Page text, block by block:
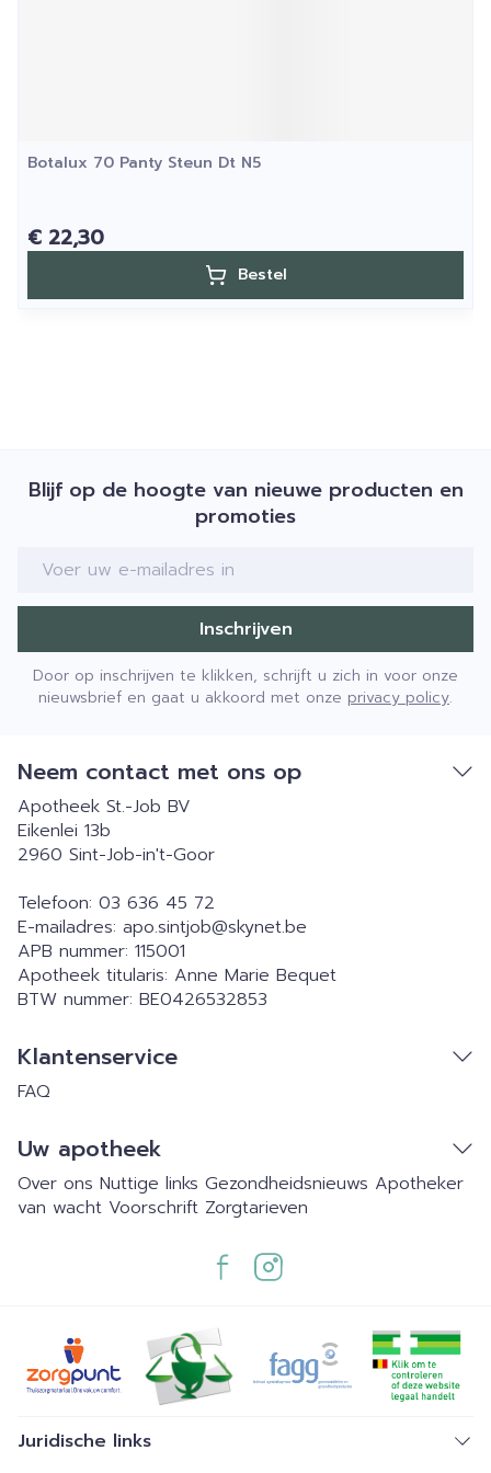
Botalux 70 Panty Steun Dt N5
€ 22,30
Bestel
Blijf op de hoogte van nieuwe producten en
promoties
E-mail adres
Inschrijven
Door op inschrijven te klikken, schrijft u zich in voor onze
nieuwsbrief en gaat u akkoord met onze privacy policy.
Neem contact met ons op
Apotheek St.-Job BV
Eikenlei 13b
2960 Sint-Job-in't-Goor
Telefoon: 03 636 45 72
E-mailadres: apo.sintjob@skynet.be
APB nummer: 115001
Apotheek titularis: Anne Marie Bequet
BTW nummer: BE0426532853
Klantenservice
FAQ
Uw apotheek
Over ons Nuttige links Gezondheidsnieuws Apotheker
van wacht Voorschrift Zorgtarieven
Juridische links